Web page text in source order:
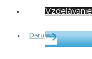
Darujem
Vzdelávanie